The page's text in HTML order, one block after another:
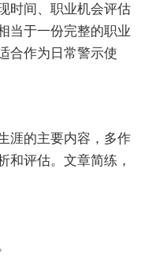
时间、职业机会评估
当于一份完整的职业
合作为日常警示使
的主要内容，多作
和评估。文章简练，